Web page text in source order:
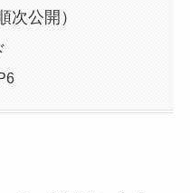
次公開）